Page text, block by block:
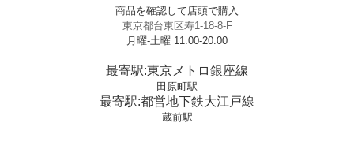
商品を確認して店頭で購入
東京都台東区寿1-18-8-F
月曜-土曜 11:00-20:00
最寄駅:東京メトロ銀座線
田原町駅
最寄駅:都営地下鉄大江戸線
蔵前駅